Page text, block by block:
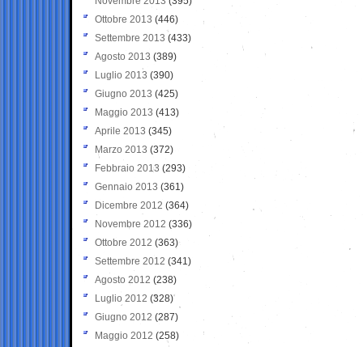
Ottobre 2013 (446)
Settembre 2013 (433)
Agosto 2013 (389)
Luglio 2013 (390)
Giugno 2013 (425)
Maggio 2013 (413)
Aprile 2013 (345)
Marzo 2013 (372)
Febbraio 2013 (293)
Gennaio 2013 (361)
Dicembre 2012 (364)
Novembre 2012 (336)
Ottobre 2012 (363)
Settembre 2012 (341)
Agosto 2012 (238)
Luglio 2012 (328)
Giugno 2012 (287)
Maggio 2012 (258)